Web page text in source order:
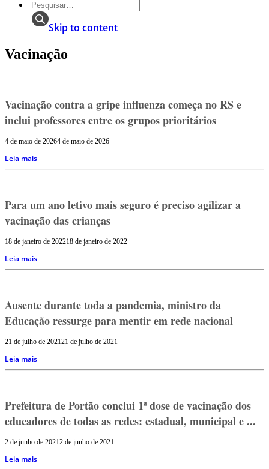
Skip to content
Vacinação
Vacinação contra a gripe influenza começa no RS e
inclui professores entre os grupos prioritários
4 de maio de 20264 de maio de 2026
Leia mais
Para um ano letivo mais seguro é preciso agilizar a
vacinação das crianças
18 de janeiro de 202218 de janeiro de 2022
Leia mais
Ausente durante toda a pandemia, ministro da
Educação ressurge para mentir em rede nacional
21 de julho de 202121 de julho de 2021
Leia mais
Prefeitura de Portão conclui 1ª dose de vacinação dos
educadores de todas as redes: estadual, municipal e ...
2 de junho de 20212 de junho de 2021
Leia mais